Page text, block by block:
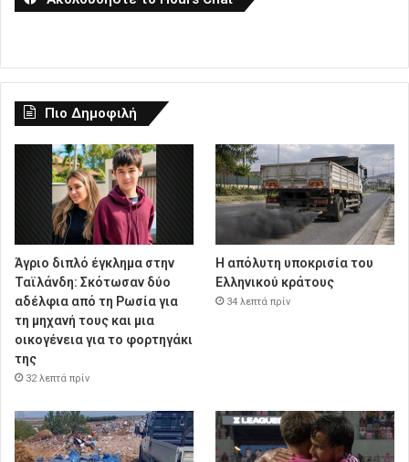
Πιο Δημοφιλή
Άγριο διπλό έγκλημα στην
Ταϊλάνδη: Σκότωσαν δύο
αδέλφια από τη Ρωσία για
τη μηχανή τους και μια
οικογένεια για το φορτηγάκι
της
32 λεπτά πρίν
Η απόλυτη υποκρισία του
Ελληνικού κράτους
34 λεπτά πρίν